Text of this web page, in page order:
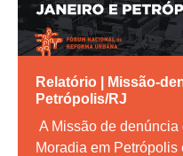
Relatório | Missão-
Petrópolis/RJ
A Missão de
Moradia em